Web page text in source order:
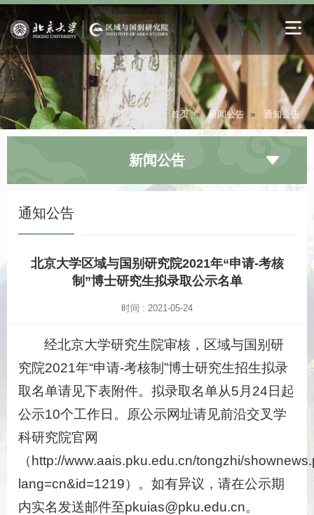
首页 » 新闻公告 » 通知公告
新闻公告
通知公告
北京大学区域与国别研究院2021年“申请-考核
制”博士研究生拟录取公示名单
时间 : 2021-05-24
经北京大学研究生院审核，区域与国别研
究院2021年“申请-考核制”博士研究生招生拟录
取名单请见下表附件。拟录取名单从5月24日起
公示10个工作日。原公示网址请见前沿交叉学
科研究院官网
（http://www.aais.pku.edu.cn/tongzhi/
lang=cn&id=1219）。如有异议，请在公示期
内实名发送邮件至pkuias@pku.edu.cn。